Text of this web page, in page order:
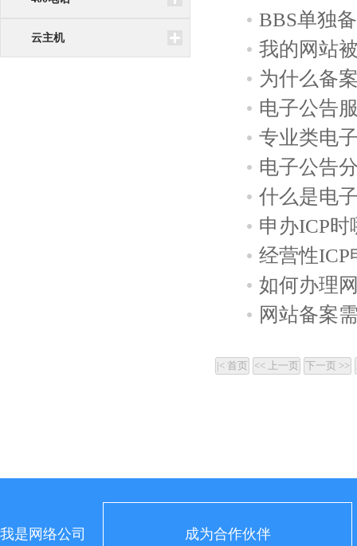
云主机
BBS单独
我的网站
为什么备
电子公告
专业类电
电子公告
什么是电
申办ICP
经营性
如何办理
网站备案
我是网络公司 成为合作伙伴